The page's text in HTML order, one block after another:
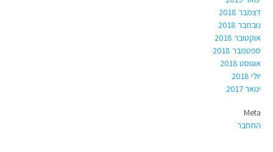
דצמבר 2018
נובמבר 2018
אוקטובר 2018
ספטמבר 2018
אוגוסט 2018
יולי 2018
ינואר 2017
Meta
התחבר